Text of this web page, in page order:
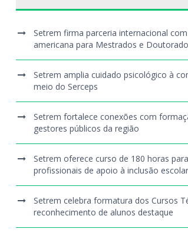
Setrem firma parceria internacional
americana para Mestrados e
Setrem amplia cuidado psicológico à
meio do Serceps
Setrem fortalece conexões com
gestores públicos da região
Setrem oferece curso de 180 horas
profissionais de apoio à inclusão escolar
Setrem celebra formatura dos Cursos
reconhecimento de alunos destaque